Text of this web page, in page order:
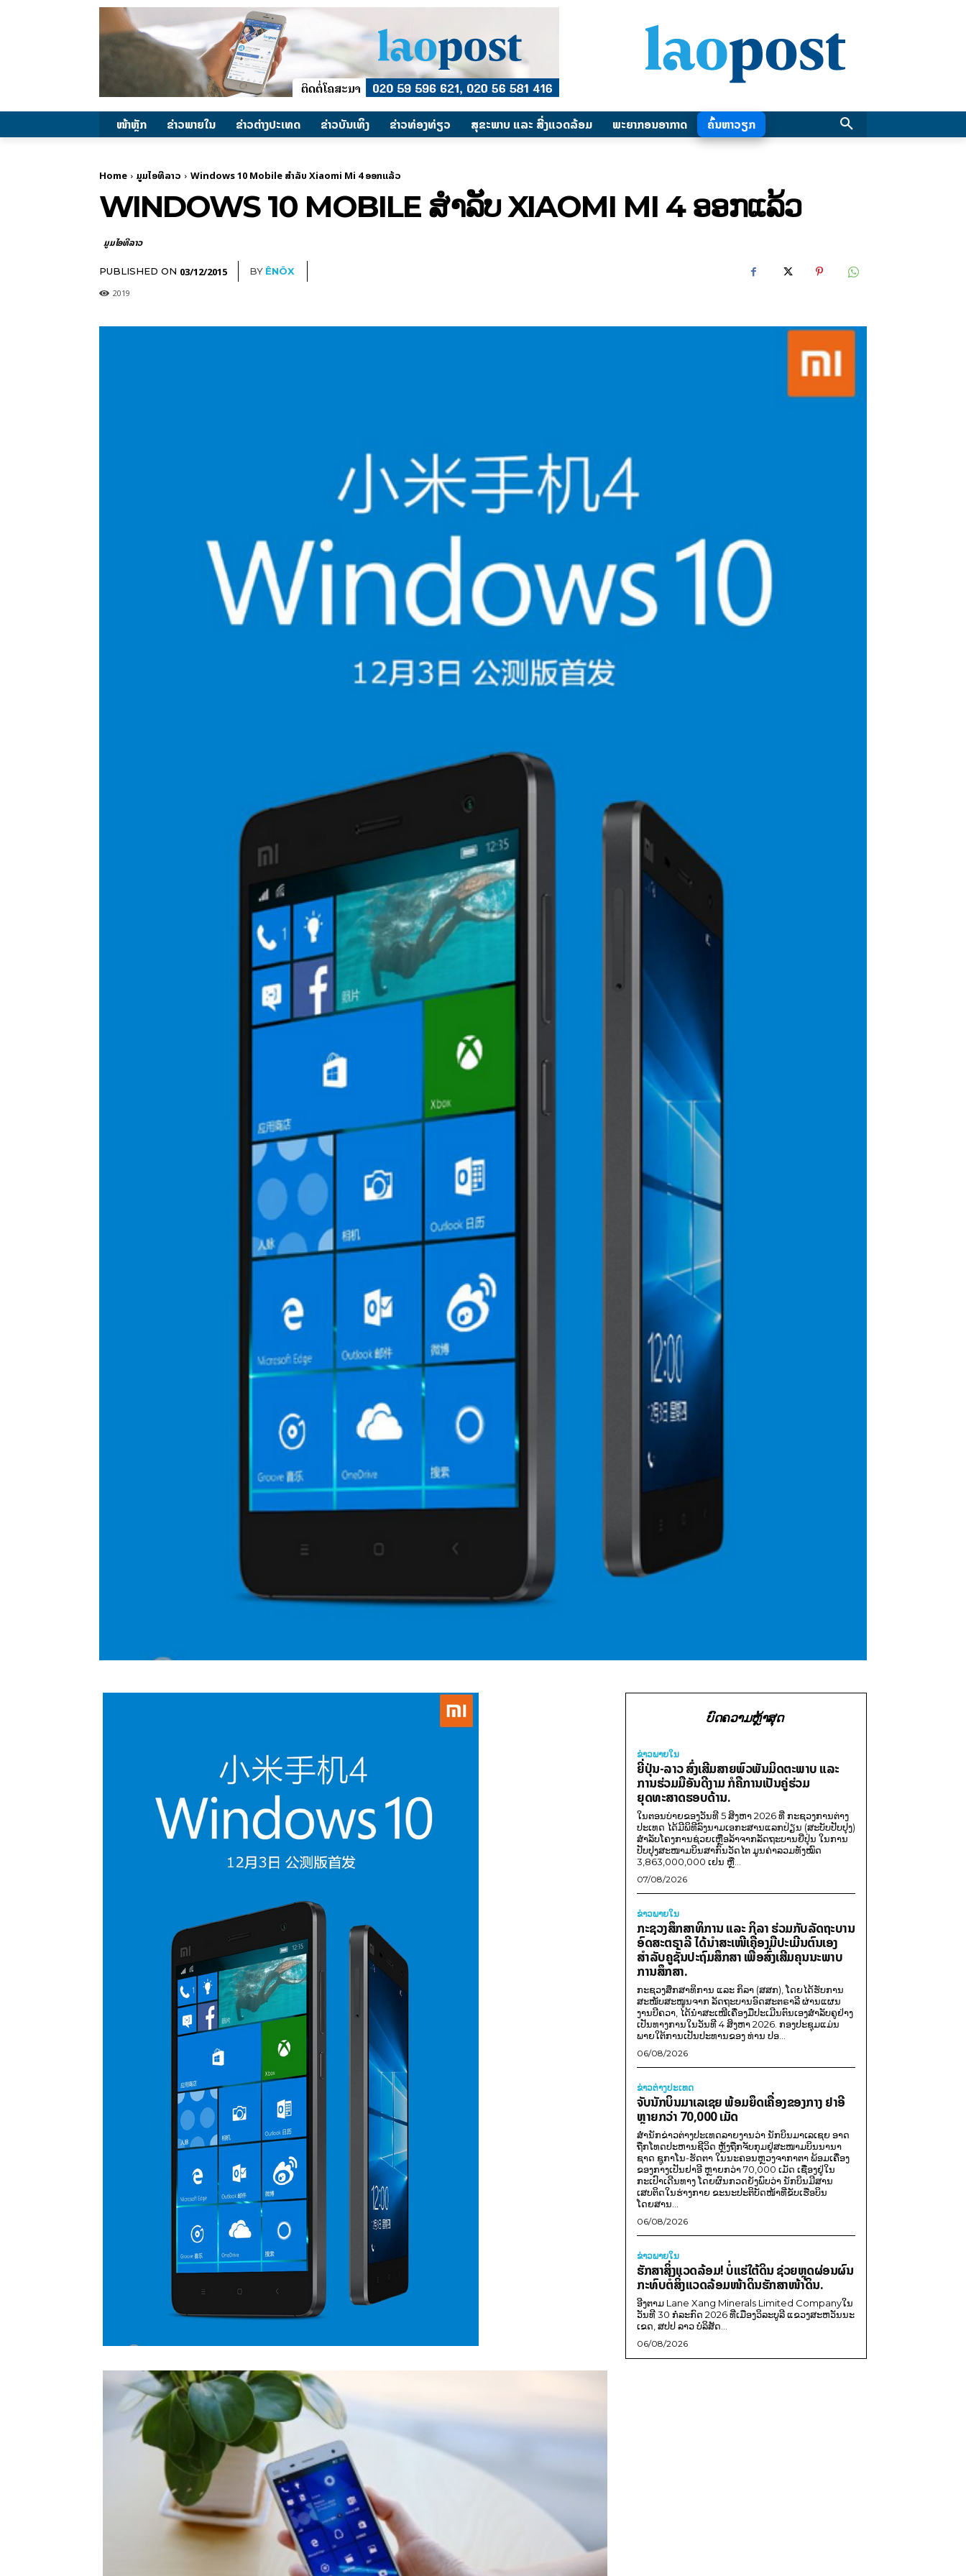
ໜ້າຫຼັກ ຂ່າວພາຍ​ໃນ ຂ່າວຕ່າງປະເທດ ​ຂ່າວບັນເທິງ ​ຂ່າວທ່ອງທ່ຽວ ສຸຂະພາບ ແລະ ສີ່ງແວດລ້ອມ ພະຍາກອນອາກາດ ຄົ້ນຫາວຽກ
Home ມູມໄອທີລາວ Windows 10 Mobile ສຳລັບ Xiaomi Mi 4 ອອກແລ້ວ
WINDOWS 10 MOBILE ສຳລັບ XIAOMI MI 4 ອອກແລ້ວ
ມູມໄອທີລາວ
PUBLISHED ON 03/12/2015 BY ÊNÖX
2019
ບົດຄວາມຫຼ້າສຸດ
ຂ່າວພາຍ​ໃນ
ຍີ່ປຸ່ນ-ລາວ ສົ່ງເສີມສາຍພົວພັນມິດຕະພາບ ແລະ
ການຮ່ວມມືອັນດີງາມ ກໍຄືການເປັນຄູ່ຮ່ວມ
ຍຸດທະສາດຮອບດ້ານ.
ໃນຕອນບ່າຍຂອງວັນທີ 5 ສິງຫາ 2026 ທີ່ ກະຊວງການຕ່າງ
ປະເທດ ໄດ້ມີພິທີລົງນາມເອກະສານແລກປ່ຽນ (ສະບັບປັບປຸງ)
ສໍາລັບໂຄງການຊ່ວຍເຫຼືອລ້າຈາກລັດຖະບານຍີ່ປຸ່ນ ໃນການ
ປັບປຸງສະໜາມບິນສາກົນວັດໄຕ ມູນຄ່າລວມທັງໝົດ
3,863,000,000 ເຢນ ຫຼື...
07/08/2026
ຂ່າວພາຍ​ໃນ
ກະຊວງສຶກສາທິການ ແລະ ກິລາ ຮ່ວມກັບລັດຖະບານ
ອົດສະຕຣາລີ ໄດ້ນຳສະເໜີເຄື່ອງມືປະເມີນຕົນເອງ
ສຳລັບຄູຊັ້ນປະຖົມສຶກສາ ເພື່ອສົ່ງເສີມຄຸນນະພາບ
ການສຶກສາ.
ກະຊວງສຶກສາທິການ ແລະ ກິລາ (ສສກ), ໂດຍໄດ້ຮັບການ
ສະໜັບສະໜູນຈາກ ລັດຖະບານອົດສະຕຣາລີ ຜ່ານແຜນ
ງານບີຄວາ, ໄດ້ນຳສະເໜີເຄື່ອງມືປະເມີນຕົນເອງສຳລັບຄູຢ່າງ
ເປັນທາງການໃນວັນທີ 4 ສິງຫາ 2026. ກອງປະຊຸມແມ່ນ
ພາຍໃຕ້ການເປັນປະທານຂອງ ທ່ານ ປອ...
06/08/2026
ຂ່າວຕ່າງປະເທດ
ຈັບນັກບິນມາເລເຊຍ ພ້ອມຍຶດເຄື່ອງຂອງກາງ ຢາອີ
ຫຼາຍກວ່າ 70,000 ເມັດ
ສຳນັກຂ່າວຕ່າງປະເທດລາຍງານວ່າ ນັກບິນມາເລເຊຍ ອາດ
ຖືກໂທດປະຫານຊີວິດ ຫຼັງຖືກຈັບກຸມຢູ່ສະໜາມບິນນານາ
ຊາດ ຊູກາໂນ-ຮັດຕາ ໃນນະຄອນຫຼວງຈາກາຕາ ພ້ອມເຄື່ອງ
ຂອງກາງເປັນຢາອີ ຫຼາຍກວ່າ 70,000 ເມັດ ເຊື່ອງຢູ່ໃນ
ກະເປົາເດີນທາງ ໂດຍຜົນກວດຍັງພົບວ່າ ນັກບິນມີສານ
ເສບຕິດໃນຮ່າງກາຍ ຂະນະປະຕິບັດໜ້າທີ່ຂັບເຮືອບິນ
ໂດຍສານ...
06/08/2026
ຂ່າວພາຍ​ໃນ
ຮັກສາສິ່ງແວດລ້ອມ! ບໍ່ແຮ່ໃຕ້ດິນ ຊ່ວຍຫຼຸດຜ່ອນຜົນ
ກະທົບຕໍ່ສິ່ງແວດລ້ອມໜ້າດິນຮັກສາໜ້າດິນ.
ອີງຕາມ Lane Xang Minerals Limited Companyໃນ
ວັນທີ 30 ກໍລະກົດ 2026 ທີ່ເມືອງວິລະບູລີ ແຂວງສະຫວັນນະ
ເຂດ, ສປປ ລາວ ບໍລິສັດ...
06/08/2026